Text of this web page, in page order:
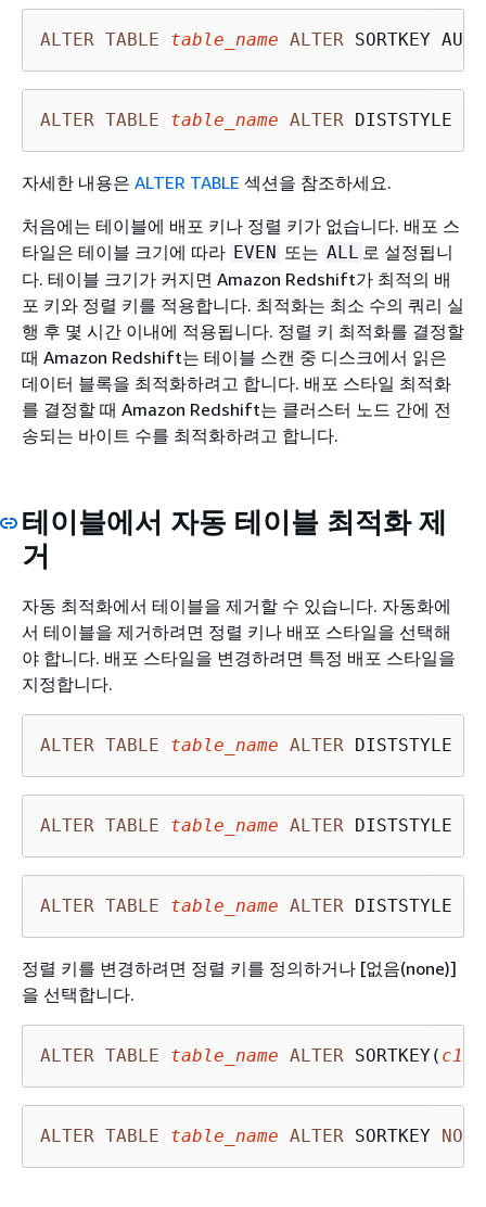
ALTER TABLE table_name ALTER SORTKEY
ALTER TABLE table_name ALTER DISTSTYLE
자세한 내용은 ALTER TABLE 섹션을 참조하세요.
처음에는 테이블에 배포 키나 정렬 키가 없습니다. 배포 스
타일은 테이블 크기에 따라 EVEN 또는 ALL
로 설정됩니
다. 테이블 크기가 커지면 Amazon Redshift가 최적의 배
포 키와 정렬 키를 적용합니다. 최적화는 최소 수의 쿼리 실
행 후 몇 시간 이내에 적용됩니다. 정렬 키 최적화를 결정할
때 Amazon Redshift는 테이블 스캔 중 디스크에서 읽은
데이터 블록을 최적화하려고 합니다. 배포 스타일 최적화
를 결정할 때 Amazon Redshift는 클러스터 노드 간에 전
송되는 바이트 수를 최적화하려고 합니다.
테이블에서 자동 테이블 최적화 제
거
자동 최적화에서 테이블을 제거할 수 있습니다. 자동화에
서 테이블을 제거하려면 정렬 키나 배포 스타일을 선택해
야 합니다. 배포 스타일을 변경하려면 특정 배포 스타일을
지정합니다.
ALTER TABLE table_name ALTER DISTSTYLE
ALTER TABLE table_name ALTER DISTSTYLE
ALTER TABLE table_name ALTER DISTSTYLE
정렬 키를 변경하려면 정렬 키를 정의하거나 [없음(none)]
을 선택합니다.
ALTER TABLE table_name ALTER SORTKEY( c1,
ALTER TABLE table_name ALTER SORTKEY NONE